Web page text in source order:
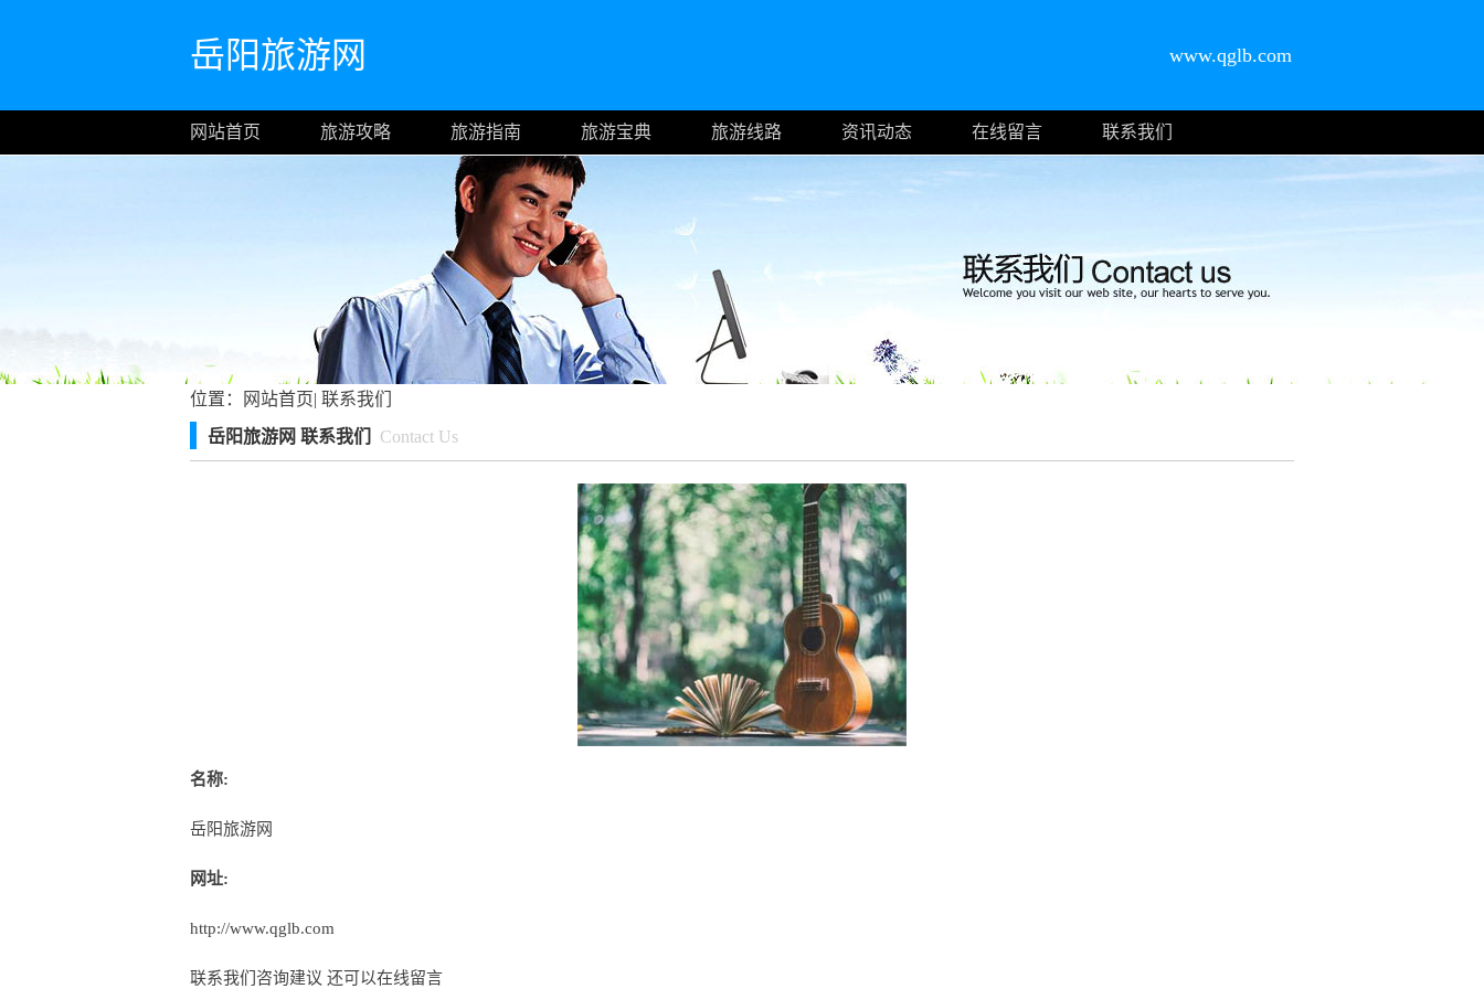
岳阳旅游网 www.qglb.com
网站首页 旅游攻略 旅游指南 旅游宝典 旅游线路 资讯动态 在线留言 联系我们
位置： 网站首页| 联系我们
岳阳旅游网 联系我们
Contact Us
名称:
岳阳旅游网
网址:
http://www.qglb.com
联系我们咨询建议 还可以在线留言